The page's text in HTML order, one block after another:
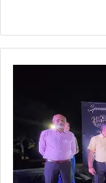
100
एक्सपो
का